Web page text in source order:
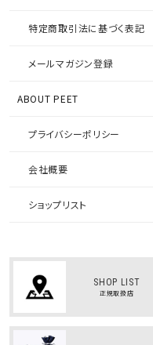
特定商取引法に基づく表記
メールマガジン登録
ABOUT PEET
プライバシーポリシー
会社概要
ショップリスト
SHOP LIST
正規取扱店